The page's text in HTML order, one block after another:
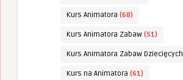
Kurs Animatora (68)
Kurs Animatora Zabaw (51)
Kurs Animatora Zabaw Dziecięcych
Kurs na Animatora (61)